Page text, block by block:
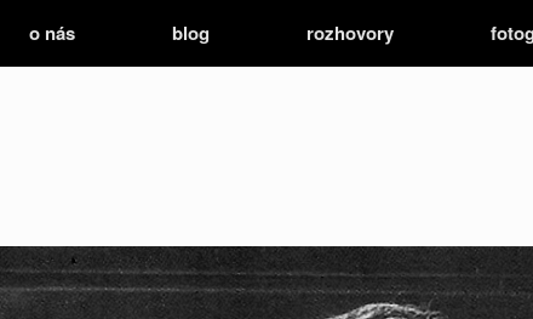
o nás blog rozhovory